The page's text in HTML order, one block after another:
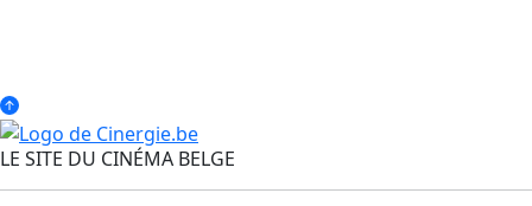
LE SITE DU CINÉMA BELGE